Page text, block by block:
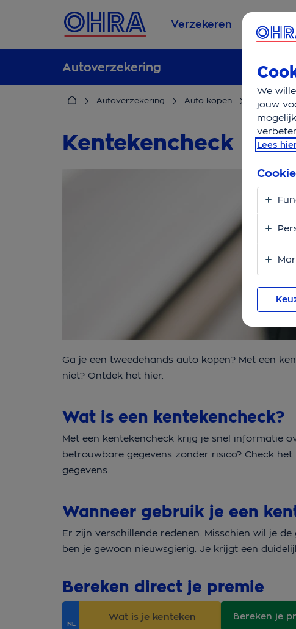
Verzekeren
Autoverzekering
Autoverzekering Auto kopen
Kentekencheck
Ga je een tweedehands auto kopen? Met een
niet? Ontdek het hier.
Wat is een kentekencheck?
Met een kentekencheck krijg je snel informatie
betrouwbare gegevens zonder risico? Check
gegevens.
Wanneer gebruik je een
Er zijn verschillende redenen. Misschien wil je
ben je gewoon nieuwsgierig. Je krijgt een
Bereken direct je premie
Bereken je
We
jouw
Lees